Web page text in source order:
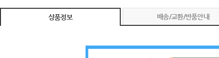
상품정보 배송/교환/반품안내